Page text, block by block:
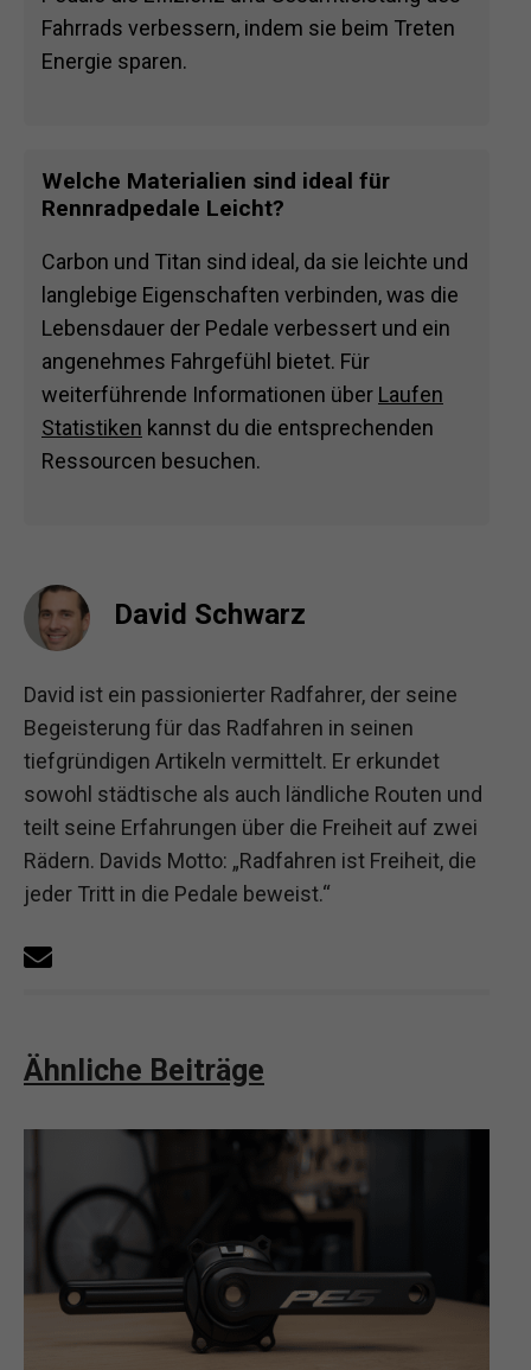
Fahrrads verbessern, indem sie beim Treten
Energie sparen.
Welche Materialien sind ideal für
Rennradpedale Leicht?
Carbon und Titan sind ideal, da sie leichte und
langlebige Eigenschaften verbinden, was die
Lebensdauer der Pedale verbessert und ein
angenehmes Fahrgefühl bietet. Für
weiterführende Informationen über Laufen
Statistiken kannst du die entsprechenden
Ressourcen besuchen.
David Schwarz
David ist ein passionierter Radfahrer, der seine
Begeisterung für das Radfahren in seinen
tiefgründigen Artikeln vermittelt. Er erkundet
sowohl städtische als auch ländliche Routen und
teilt seine Erfahrungen über die Freiheit auf zwei
Rädern. Davids Motto: „Radfahren ist Freiheit, die
jeder Tritt in die Pedale beweist.“
Ähnliche Beiträge